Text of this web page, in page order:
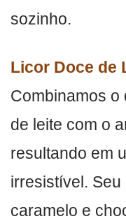
sozinho.
Licor Doce de
Combinamos o
de leite com o
resultando em
irresistível.
caramelo e